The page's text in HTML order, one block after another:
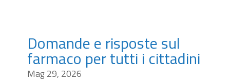
Domande e risposte sul
farmaco per tutti i cittadini
Mag 29, 2026